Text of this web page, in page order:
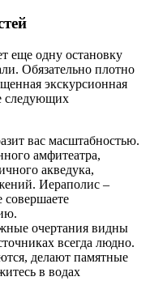
еще одну остановку
Обязательно плотно
экскурсионная
следующих
вас масштабностью.
амфитеатра,
акведука,
Иераполис –
очертания видны
всегда людно.
делают памятные
в водах